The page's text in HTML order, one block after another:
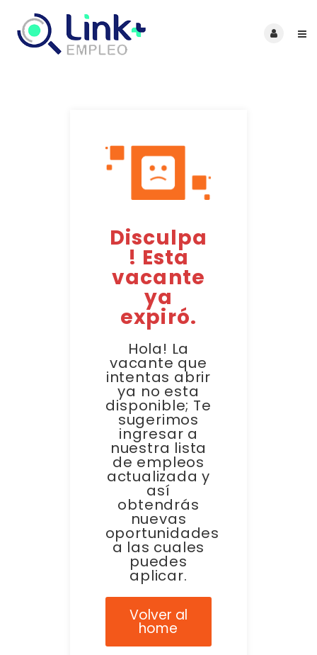
Disculpa
! Esta
vacante
ya
expiró.
Hola! La
vacante que
intentas abrir
ya no esta
disponible; Te
sugerimos
ingresar a
nuestra lista
de empleos
actualizada y
así
obtendrás
nuevas
oportunidades
a las cuales
puedes
aplicar.
Volver al
home